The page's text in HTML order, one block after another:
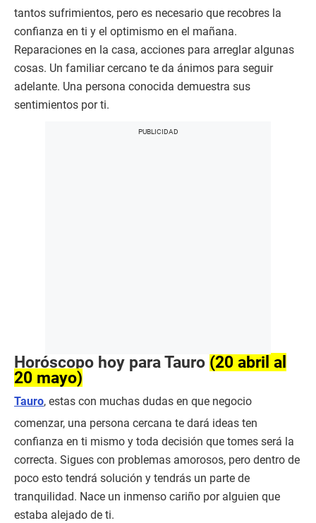
tantos sufrimientos, pero es necesario que recobres la
confianza en ti y el optimismo en el mañana.
Reparaciones en la casa, acciones para arreglar algunas
cosas. Un familiar cercano te da ánimos para seguir
adelante. Una persona conocida demuestra sus
sentimientos por ti.
Horóscopo hoy para Tauro (20 abril al
20 mayo)
Tauro, estas con muchas dudas en que negocio
comenzar, una persona cercana te dará ideas ten
confianza en ti mismo y toda decisión que tomes será la
correcta. Sigues con problemas amorosos, pero dentro de
poco esto tendrá solución y tendrás un parte de
tranquilidad. Nace un inmenso cariño por alguien que
estaba alejado de ti.